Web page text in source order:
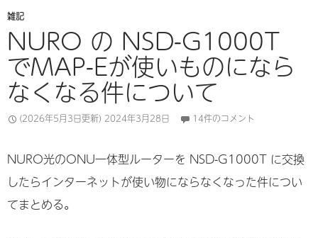
雑記
NURO の NSD-G1000T
でMAP-Eが使いものになら
なくなる件について
(2026年5月3日更新) 2024年3月28日 14件のコメント
NURO光のONU一体型ルーターを NSD-G1000T に交換
したらインターネットが使い物にならなくなった件につい
てまとめる。